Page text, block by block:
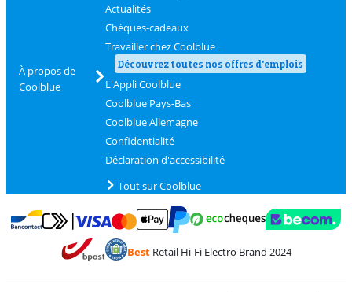
À propos de
Coolblue
Actualités
Chèques-cadeaux
Travailler chez Coolblue
Découvrez toutes nos offres d'emplois
L'Appli Coolblue
Coolblue Pays-Bas
Coolblue Allemagne
Confidentialité
Déclaration d'accessibilité
Tout sur Coolblue
Payer avec Bancontact
Payer avec MasterCard et Visa via ClickToPay
BestRetail Hi-Fi Electro Brand 2024